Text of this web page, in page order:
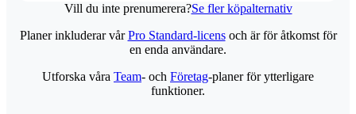
Vill du inte prenumerera?Se fler köpalternativ
Planer inkluderar vårPro Standard-licensoch är för åtkomst för
en enda användare.
Utforska våra Team- och Företag-planer för ytterligare
funktioner.